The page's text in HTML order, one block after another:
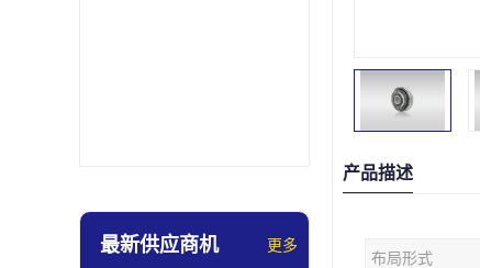
最新供应商机 更多
产品描述
布局形式